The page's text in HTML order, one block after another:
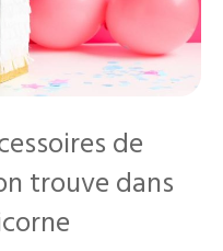
de
trouve dans